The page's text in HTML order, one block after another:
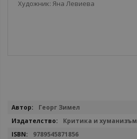
Художник: Яна Левиева
Повече
Георг Зимел
Критика и хуманизъм
9789545871856